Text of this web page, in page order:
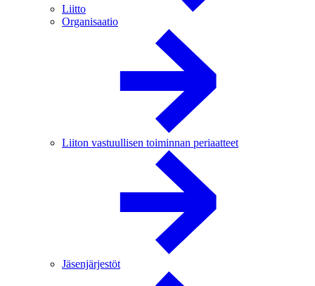
Liitto
Organisaatio
Liiton vastuullisen toiminnan periaatteet
Jäsenjärjestöt